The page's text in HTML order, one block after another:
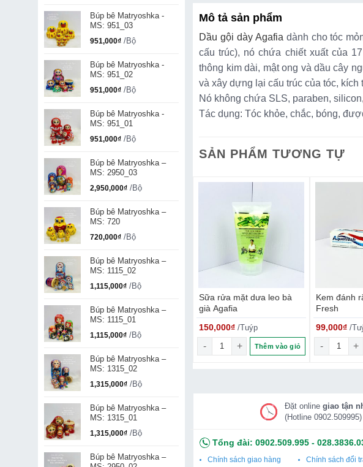
Búp bê Matryoshka -
MS: 951_03
951,000₫ /Bộ
Búp bê Matryoshka -
MS: 951_02
951,000₫ /Bộ
Búp bê Matryoshka -
MS: 951_01
951,000₫ /Bộ
Búp bê Matryoshka –
MS: 2950_03
2,950,000₫ /Bộ
Búp bê Matryoshka –
MS: 720
720,000₫ /Bộ
Búp bê Matryoshka –
MS: 1115_02
1,115,000₫ /Bộ
Búp bê Matryoshka –
MS: 1115_01
1,115,000₫ /Bộ
Búp bê Matryoshka –
MS: 1315_02
1,315,000₫ /Bộ
Búp bê Matryoshka –
MS: 1315_01
1,315,000₫ /Bộ
Búp bê Matryoshka –
Mô tả sản phẩm
Dầu gội dày Agafia dành cho tóc
cấu trúc), nó chứa chiết xuất của
thông kim dài, mật ong và dầu cây
và xây dựng lại cấu trúc của tóc, kích
Nó không chứa SLS, paraben,
Tác dụng: Tóc khỏe, chắc, bóng,
SẢN PHẨM TƯƠNG TỰ
Sữa rửa mặt dưa leo bà
già Agafia
150,000₫ /Tuýp
Sữa rửa mặt dưa leo bà già Agafia số
Thêm vào giỏ
Kem đánh
Fresh
99,000₫ /
Kem đánh
Thông Đỏ Nga 60 viên số lượng
25g
/Tuýp
Kem trị sẹo Nga Klirvin - 25g số lượng
Đặt online giao tận
(Hotline 0902.509995)
Tổng đài:0902.509.995 -
Chính sách giao hàng Chính sách đổi